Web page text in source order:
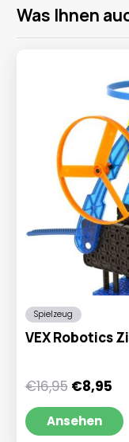
Was Ihnen
Spielzeug
VEX Robotics
€16,95
Preis
war:
€8,95
ist:
Ansehen